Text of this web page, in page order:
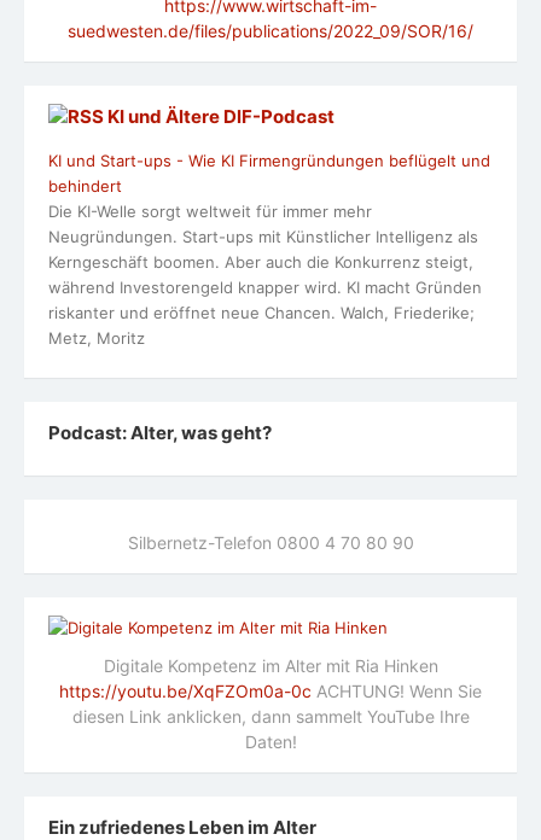
https://www.wirtschaft-im-
suedwesten.de/files/publications/2022_09/SOR/16/
KI und Ältere DlF-Podcast
KI und Start-ups - Wie KI Firmengründungen beflügelt und
behindert
Die KI-Welle sorgt weltweit für immer mehr
Neugründungen. Start-ups mit Künstlicher Intelligenz als
Kerngeschäft boomen. Aber auch die Konkurrenz steigt,
während Investorengeld knapper wird. KI macht Gründen
riskanter und eröffnet neue Chancen. Walch, Friederike;
Metz, Moritz
Podcast: Alter, was geht?
Silbernetz-Telefon 0800 4 70 80 90
Digitale Kompetenz im Alter mit Ria Hinken
https://youtu.be/XqFZOm0a-0c ACHTUNG! Wenn Sie
diesen Link anklicken, dann sammelt YouTube Ihre
Daten!
Ein zufriedenes Leben im Alter